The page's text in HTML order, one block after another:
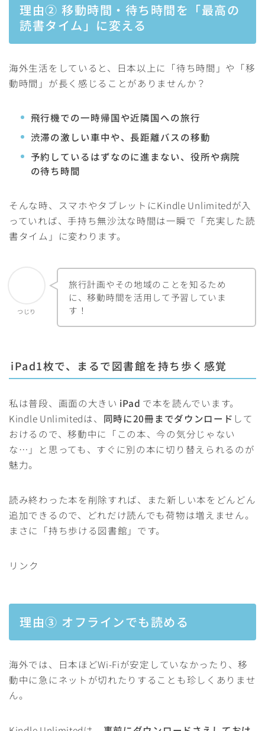
理由② 移動時間・待ち時間を「最高の
読書タイム」に変える
海外生活をしていると、日本以上に「待ち時間」や「移
動時間」が長く感じることがありませんか？
飛行機での一時帰国や近隣国への旅行
渋滞の激しい車中や、長距離バスの移動
予約しているはずなのに進まない、役所や病院
の待ち時間
そんな時、スマホやタブレットにKindle Unlimitedが入
っていれば、手持ち無沙汰な時間は一瞬で「充実した読
書タイム」に変わります。
つじり
旅行計画やその地域のことを知るため
に、移動時間を活用して予習していま
す！
iPad1枚で、まるで図書館を持ち歩く感覚
私は普段、画面の大きい iPad で本を読んでいます。
Kindle Unlimitedは、 同時に20冊までダウンロード して
おけるので、移動中に「この本、今の気分じゃない
な…」と思っても、すぐに別の本に切り替えられるのが
魅力。
読み終わった本を削除すれば、また新しい本をどんどん
追加できるので、どれだけ読んでも荷物は増えません。
まさに「持ち歩ける図書館」です。
リンク
理由③ オフラインでも読める
海外では、日本ほどWi-Fiが安定していなかったり、移
動中に急にネットが切れたりすることも珍しくありませ
ん。